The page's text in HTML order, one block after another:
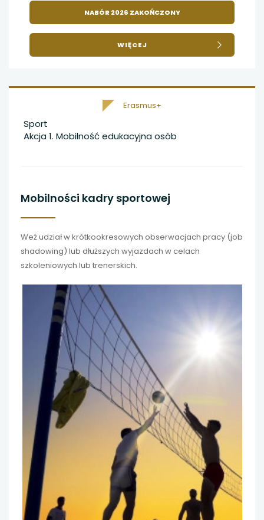
NABÓR 2026 ZAKOŃCZONY
WIĘCEJO
ROZWÓJ
ZAWODOWEGO
Erasmus+
Sport
Akcja 1. Mobilność edukacyjna osób
Mobilności kadry sportowej
Weź udział w krótkookresowych obserwacjach pracy (job
shadowing) lub dłuższych wyjazdach w celach
szkoleniowych lub trenerskich.